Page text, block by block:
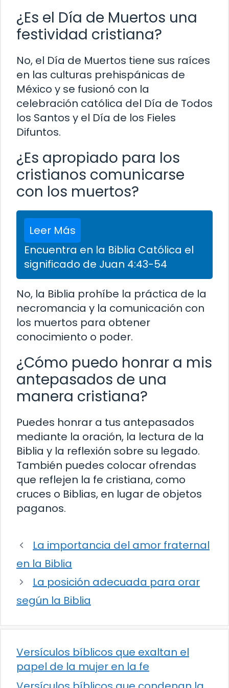
¿Es el Día de Muertos una
festividad cristiana?
No, el Día de Muertos tiene sus raíces
en las culturas prehispánicas de
México y se fusionó con la
celebración católica del Día de Todos
los Santos y el Día de los Fieles
Difuntos.
¿Es apropiado para los
cristianos comunicarse
con los muertos?
Leer Más
Encuentra en la Biblia Católica el
significado de Juan 4:43-54
No, la Biblia prohíbe la práctica de la
necromancia y la comunicación con
los muertos para obtener
conocimiento o poder.
¿Cómo puedo honrar a mis
antepasados de una
manera cristiana?
Puedes honrar a tus antepasados
mediante la oración, la lectura de la
Biblia y la reflexión sobre su legado.
También puedes colocar ofrendas
que reflejen la fe cristiana, como
cruces o Biblias, en lugar de objetos
paganos.
La importancia del amor fraternal
en la Biblia
La posición adecuada para orar
según la Biblia
Versículos bíblicos que exaltan el
papel de la mujer en la fe